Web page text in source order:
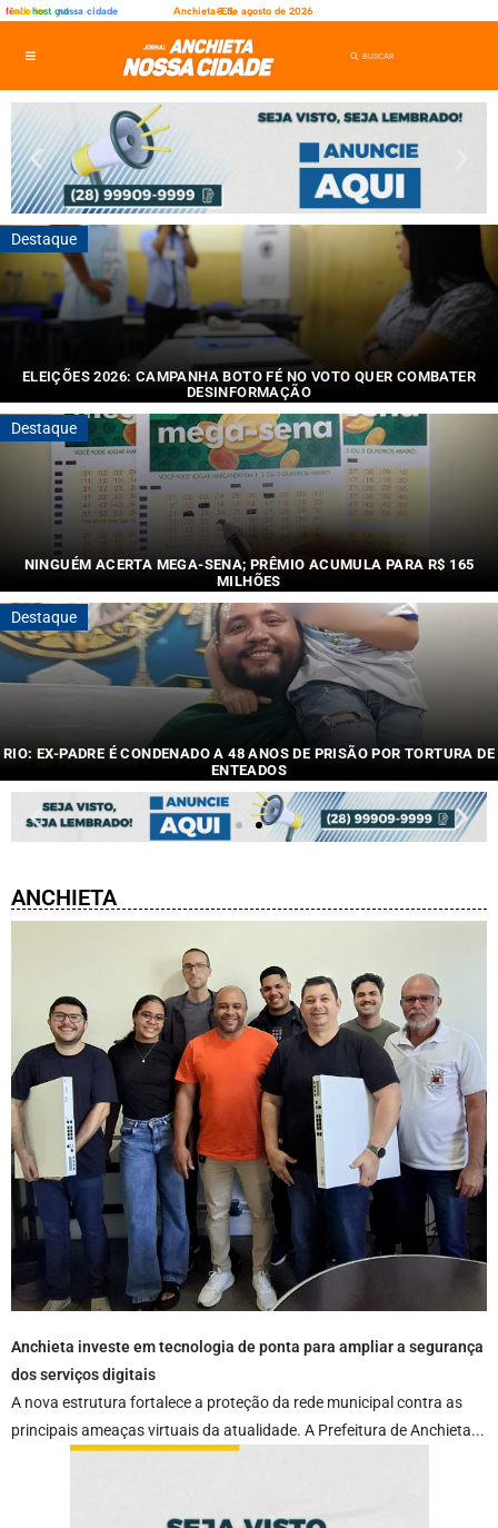
fênix
rede lerhost gutnossa cidade Anchieta-ES,8 de agosto de 2026
Destaque
ELEIÇÕES 2026: CAMPANHA BOTO FÉ NO VOTO QUER COMBATER
DESINFORMAÇÃO
Iniciativa....
Destaque
NINGUÉM ACERTA MEGA-SENA; PRÊMIO ACUMULA PARA R$ 165
MILHÕES
Dezenas....
Destaque
RIO: EX-PADRE É CONDENADO A 48 ANOS DE PRISÃO POR TORTURA DE
ENTEADOS
Padrasto....
ANCHIETA
Anchieta investe em tecnologia de ponta para ampliar a segurança
dos serviços digitais
A nova estrutura fortalece a proteção da rede municipal contra as
principais ameaças virtuais da atualidade. A Prefeitura de Anchieta...